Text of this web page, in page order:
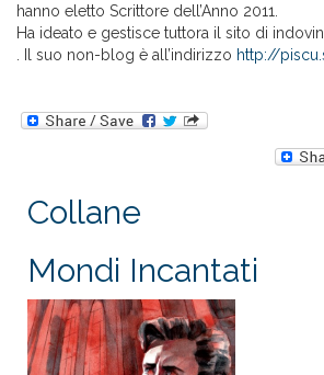
hanno eletto Scrittore dell’Anno 2011.
Ha ideato e gestisce tuttora il sito di
. Il suo non-blog è all’indirizzo http://
Collane
Mondi Incantati